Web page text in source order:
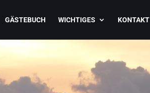
GÄSTEBUCH WICHTIGES KONTAKT